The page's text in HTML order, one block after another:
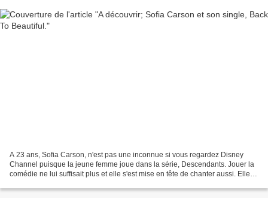
A 23 ans, Sofia Carson, n'est pas une inconnue si vous regardez Disney
Channel puisque la jeune femme joue dans la série, Descendants. Jouer la
comédie ne lui suffisait plus et elle s'est mise en tête de chanter aussi. Elle